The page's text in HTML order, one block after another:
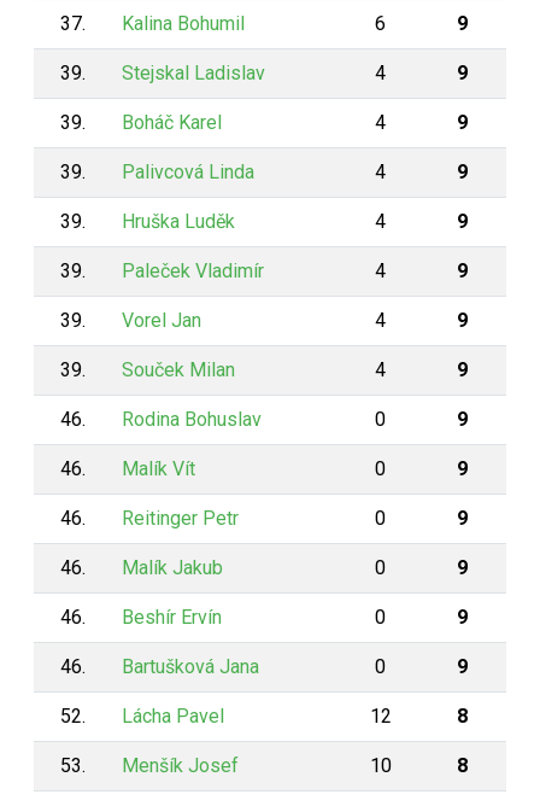
37. Kalina Bohumil 6 9
39. Stejskal Ladislav 4 9
39. Boháč Karel 4 9
39. Palivcová Linda 4 9
39. Hruška Luděk 4 9
39. Paleček Vladimír 4 9
39. Vorel Jan 4 9
39. Souček Milan 4 9
46. Rodina Bohuslav 0 9
46. Malík Vít 0 9
46. Reitinger Petr 0 9
46. Malík Jakub 0 9
46. Beshír Ervín 0 9
46. Bartušková Jana 0 9
52. Lácha Pavel 12 8
53. Menšík Josef 10 8